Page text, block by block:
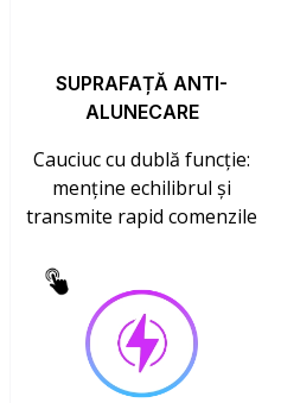
SUPRAFAȚĂ ANTI-
ALUNECARE
Cauciuc cu dublă funcție:
menține echilibrul și
transmite rapid comenzile